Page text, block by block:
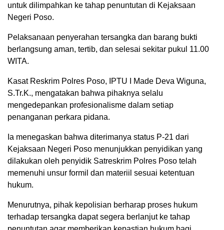
untuk dilimpahkan ke tahap penuntutan di Kejaksaan
Negeri Poso.
Pelaksanaan penyerahan tersangka dan barang bukti
berlangsung aman, tertib, dan selesai sekitar pukul 11.00
WITA.
Kasat Reskrim Polres Poso, IPTU I Made Deva Wiguna,
S.Tr.K., mengatakan bahwa pihaknya selalu
mengedepankan profesionalisme dalam setiap
penanganan perkara pidana.
Ia menegaskan bahwa diterimanya status P-21 dari
Kejaksaan Negeri Poso menunjukkan penyidikan yang
dilakukan oleh penyidik Satreskrim Polres Poso telah
memenuhi unsur formil dan materiil sesuai ketentuan
hukum.
Menurutnya, pihak kepolisian berharap proses hukum
terhadap tersangka dapat segera berlanjut ke tahap